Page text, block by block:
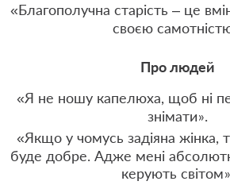
«Благополучна старість – це
своєю
Про людей
«Я не ношу капелюха, щоб ні
знімати».
«Якщо у чомусь задіяна жінка,
буде добре. Адже мені
керують світом»